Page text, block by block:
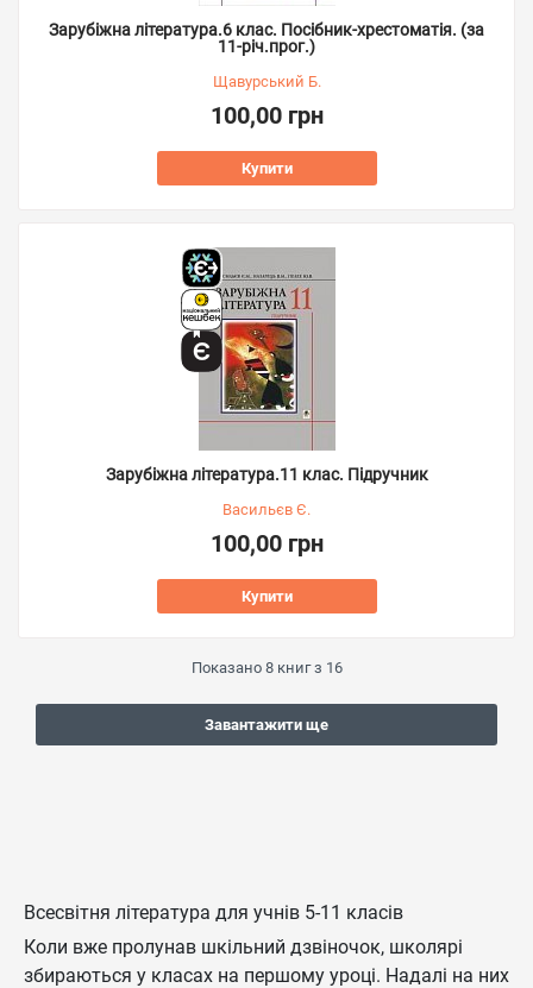
Зарубіжна література.6 клас. Посібник-хрестоматія. (за
11-річ.прог.)
Щавурський Б.
100,00 грн
Купити
Зарубіжна література.11 клас. Підручник
Васильєв Є.
100,00 грн
Купити
Показано 8книг з 16
Завантажити ще
Всесвітня література для учнів 5-11 класів
Коли вже пролунав шкільний дзвіночок, школярі
збираються у класах на першому уроці. Надалі на них